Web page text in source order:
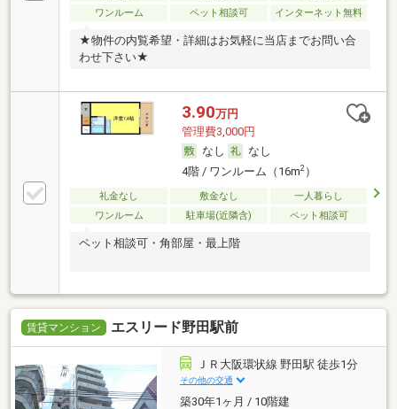
ワンルーム
ペット相談可 インターネット無料
★物件の内覧希望・詳細はお気軽に当店までお問い合
わせ下さい★
3.90万円
管理費3,000円
なし
なし
4階 / ワンルーム（16m2）
礼金なし 敷金なし
一人暮らし
ワンルーム
駐車場(近隣含) ペット相談可
ペット相談可・角部屋・最上階
賃貸マンション エスリード野田駅前
ＪＲ大阪環状線 野田駅 徒歩1分
その他の交通
築30年1ヶ月 / 10階建